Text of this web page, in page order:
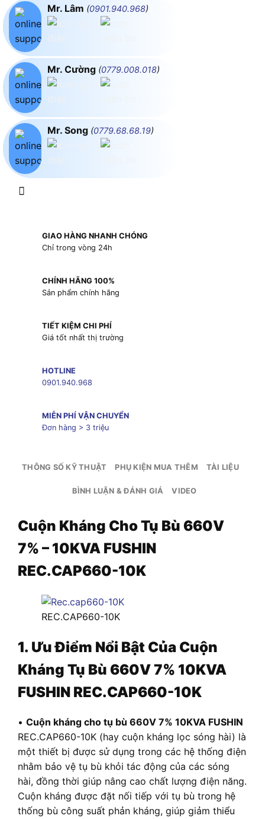
Mr. Lâm (0901.940.968)
Mr. Cường (0779.008.018)
Mr. Song (0779.68.68.19)
GIAO HÀNG NHANH CHÓNG
Chỉ trong vòng 24h
CHÍNH HÃNG 100%
Sản phẩm chính hãng
TIẾT KIỆM CHI PHÍ
Giá tốt nhất thị trường
HOTLINE
0901.940.968
MIỄN PHÍ VẬN CHUYỂN
Đơn hàng > 3 triệu
THÔNG SỐ KỸ THUẬT PHỤ KIỆN MUA THÊM TÀI LIỆU
BÌNH LUẬN & ĐÁNH GIÁ VIDEO
Cuộn Kháng Cho Tụ Bù 660V
7% – 10KVA FUSHIN
REC.CAP660-10K
REC.CAP660-10K
1. Ưu Điểm Nổi Bật Của Cuộn
Kháng Tụ Bù 660V 7% 10KVA
FUSHIN REC.CAP660-10K
• Cuộn kháng cho tụ bù 660V 7% 10KVA FUSHIN
REC.CAP660-10K (hay cuộn kháng lọc sóng hài) là
một thiết bị được sử dụng trong các hệ thống điện
nhằm bảo vệ tụ bù khỏi tác động của các sóng
hài, đồng thời giúp nâng cao chất lượng điện năng.
Cuộn kháng được đặt nối tiếp với tụ bù trong hệ
thống bù công suất phản kháng, giúp giảm thiểu